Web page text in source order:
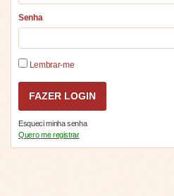
Senha
Lembrar-me
Esqueci minha senha
Quero me registrar